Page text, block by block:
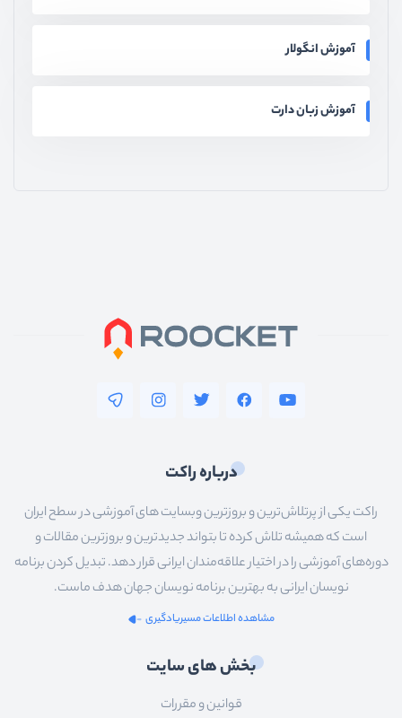
آموزش انگولار
آموزش زبان دارت
درباره راکت
راکت یکی از پرتلاش‌ترین و بروزترین وبسایت های آموزشی در سطح ایران
است که همیشه تلاش کرده تا بتواند جدیدترین و بروزترین مقالات و
دوره‌های آموزشی را در اختیار علاقه‌مندان ایرانی قرار دهد. تبدیل کردن برنامه
نویسان ایرانی به بهترین برنامه نویسان جهان هدف ماست.
مشاهده اطلاعات مسیریادگیری
بخش های سایت
قوانین و مقررات